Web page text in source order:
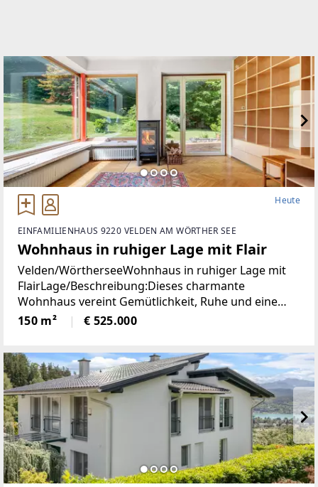
Heute
EINFAMILIENHAUS 9220 VELDEN AM WÖRTHER SEE
Wohnhaus in ruhiger Lage mit Flair
Velden/WörtherseeWohnhaus in ruhiger Lage mit
FlairLage/Beschreibung:Dieses charmante
Wohnhaus vereint Gemütlichkeit, Ruhe und eine
hohe Lebensqualität in unmittelbarer Nähe zum
Zentrum von Velden. Eingebettet in eine
150 m² € 525.000